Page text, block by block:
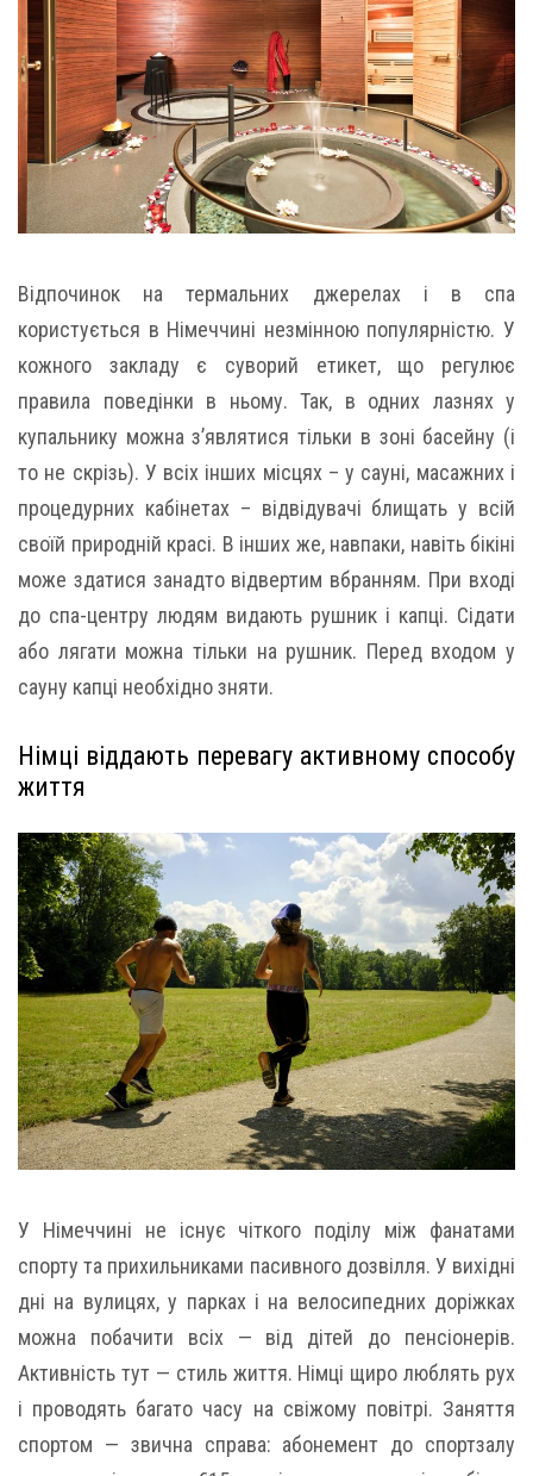
Відпочинок на термальних джерелах і в спа
користується в Німеччині незмінною популярністю. У
кожного закладу є суворий етикет, що регулює
правила поведінки в ньому. Так, в одних лазнях у
купальнику можна з’являтися тільки в зоні басейну (і
то не скрізь). У всіх інших місцях – у сауні, масажних і
процедурних кабінетах – відвідувачі блищать у всій
своїй природній красі. В інших же, навпаки, навіть бікіні
може здатися занадто відвертим вбранням. При вході
до спа-центру людям видають рушник і капці. Сідати
або лягати можна тільки на рушник. Перед входом у
сауну капці необхідно зняти.
Німці віддають перевагу активному способу
життя
У Німеччині не існує чіткого поділу між фанатами
спорту та прихильниками пасивного дозвілля. У вихідні
дні на вулицях, у парках і на велосипедних доріжках
можна побачити всіх — від дітей до пенсіонерів.
Активність тут — стиль життя. Німці щиро люблять рух
і проводять багато часу на свіжому повітрі. Заняття
спортом — звична справа: абонемент до спортзалу